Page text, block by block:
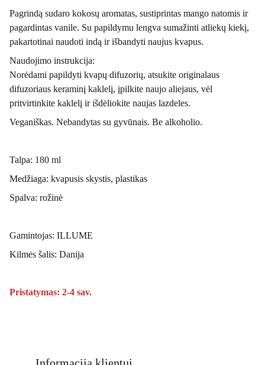
Pagrindą sudaro kokosų aromatas, sustiprintas mango natomis ir
pagardintas vanile. Su papildymu lengva sumažinti atliekų kiekį,
pakartotinai naudoti indą ir išbandyti naujus kvapus.
Naudojimo instrukcija:
Norėdami papildyti kvapų difuzorių, atsukite originalaus
difuzoriaus keraminį kaklelį, įpilkite naujo aliejaus, vėl
pritvirtinkite kaklelį ir išdėliokite naujas lazdeles.
Veganiškas. Nebandytas su gyvūnais. Be alkoholio.
Talpa: 180 ml
Medžiaga: kvapusis skystis, plastikas
Spalva: rožinė
Gamintojas: ILLUME
Kilmės šalis: Danija
Pristatymas: 2-4 sav.